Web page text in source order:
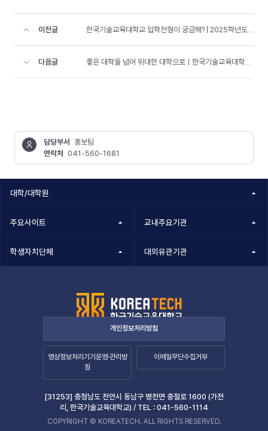
이전글 한국기술교육대학교 입학전형이 궁금해? | 2025학년도 대학입학전형 안내
다음글 좋은 대학을 넘어 위대한 대학으로ㅣ한국기술교육대학교 공식 홍보영상 (Full ver.)
담당부서
홍보팀
연락처
041-560-1681
대학/대학원
주요사이트 교내주요기관
학생자치단체 대외유관기관
개인정보처리방침
영상정보처리기기운영·관리방
침
이메일무단수집거부
[31253] 충청남도 천안시 동남구 병천면 충절로 1600 (가전
리, 한국기술교육대학교) / TEL : 041-560-1114
COPYRIGHT © KOREATECH. ALL RIGHTS RESERVED.